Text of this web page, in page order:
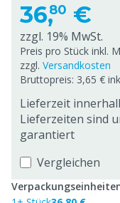
36,80 €
zzgl. 19% MwSt.
Preis pro Stück inkl.
zzgl. Versandkosten
Bruttopreis: 3,65 €
Lieferzeit
Lieferzeiten sind
garantiert
Vergleichen